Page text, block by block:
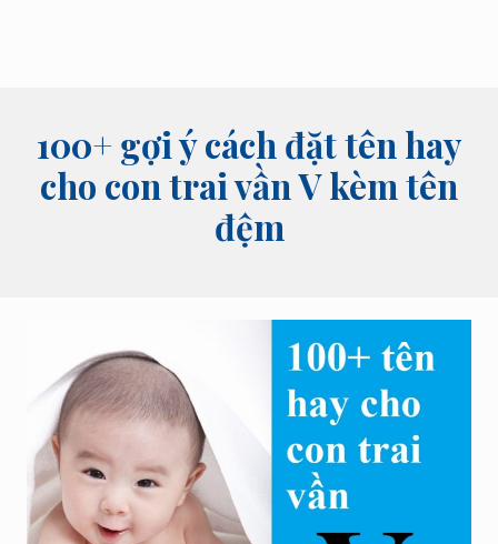
100+ gợi ý cách đặt tên hay
cho con trai vần V kèm tên
đệm